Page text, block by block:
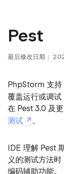
Pest
最后修改日期：
PhpStorm 支持
覆盖运行或调
在 Pest 3.0 及
测试
。
IDE 理解 Pest
义的测试方法
编码辅助功能。